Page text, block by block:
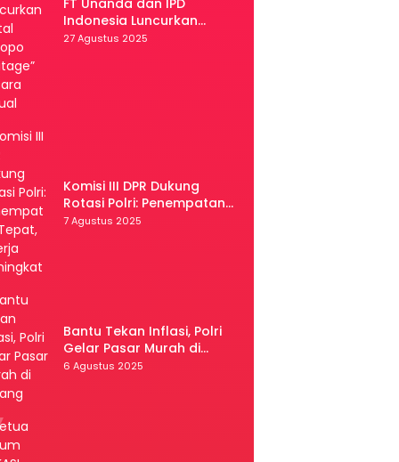
FT Unanda dan IPD
Indonesia Luncurkan
Portal “Palopo Heritage”
27 Agustus 2025
Komisi III DPR Dukung
Rotasi Polri: Penempatan
Tepat, Kinerja Meningkat
7 Agustus 2025
Bantu Tekan Inflasi, Polri
Gelar Pasar Murah di
Malang
6 Agustus 2025